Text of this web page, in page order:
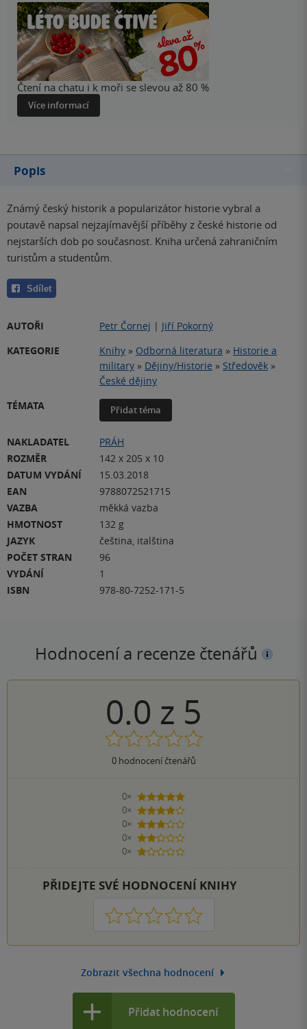
Čtení na chatu i k moři se slevou až 80 %
Více informací
Popis
Známý český historik a popularizátor historie vybral a
poutavě napsal nejzajímavější příběhy z české historie od
nejstarších dob po současnost. Kniha určená zahraničním
turistům a studentům.
Sdílet
AUTOŘI Petr Čornej | Jiří Pokorný
KATEGORIE
Knihy » Odborná literatura » Historie a
military » Dějiny/Historie » Středověk »
České dějiny
TÉMATA
Přidat téma
NAKLADATEL
PRÁH
ROZMĚR
142 x 205 x 10
DATUM VYDÁNÍ
15.03.2018
EAN
9788072521715
VAZBA
měkká vazba
HMOTNOST
132 g
JAZYK
čeština, italština
POČET STRAN
96
VYDÁNÍ
1
ISBN
978-80-7252-171-5
Hodnocení a recenze čtenářů
0.0 z 5
0hodnocení čtenářů
0×
5 hvězdiček
0×
4 hvězdičky
0×
3 hvězdičky
0×
2 hvězdičky
0×
1 hvezdička
PŘIDEJTE SVÉ HODNOCENÍ KNIHY
1 2 3 4 5
Zobrazit všechna hodnocení
Přidat hodnocení